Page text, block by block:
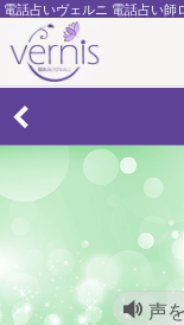
電話占いヴェルニ 電話占い師
声